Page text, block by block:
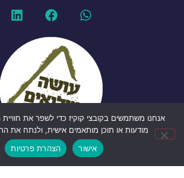
אנחנו משתמשים בקובצי קוקיז כדי לשפר את
מודעות או תוכן מותאמים אישית, ולנתח את
אישור
הצהרת פרטיות